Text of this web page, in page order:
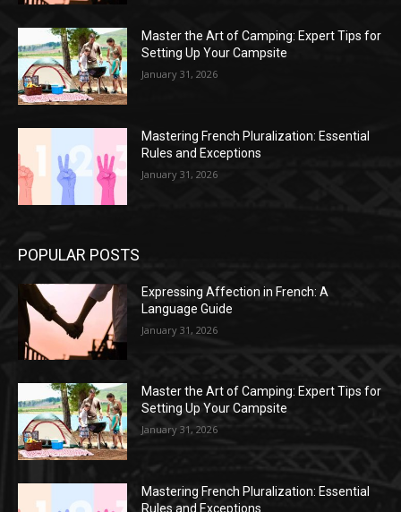
Master the Art of Camping: Expert Tips for
Setting Up Your Campsite
January 31, 2026
Mastering French Pluralization: Essential
Rules and Exceptions
January 31, 2026
POPULAR POSTS
Expressing Affection in French: A
Language Guide
January 31, 2026
Master the Art of Camping: Expert Tips for
Setting Up Your Campsite
January 31, 2026
Mastering French Pluralization: Essential
Rules and Exceptions